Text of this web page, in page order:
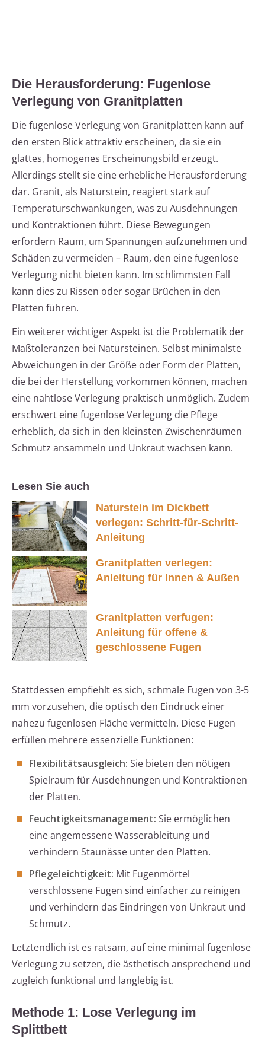
Die Herausforderung: Fugenlose
Verlegung von Granitplatten
Die fugenlose Verlegung von Granitplatten kann auf
den ersten Blick attraktiv erscheinen, da sie ein
glattes, homogenes Erscheinungsbild erzeugt.
Allerdings stellt sie eine erhebliche Herausforderung
dar. Granit, als Naturstein, reagiert stark auf
Temperaturschwankungen, was zu Ausdehnungen
und Kontraktionen führt. Diese Bewegungen
erfordern Raum, um Spannungen aufzunehmen und
Schäden zu vermeiden – Raum, den eine fugenlose
Verlegung nicht bieten kann. Im schlimmsten Fall
kann dies zu Rissen oder sogar Brüchen in den
Platten führen.
Ein weiterer wichtiger Aspekt ist die Problematik der
Maßtoleranzen bei Natursteinen. Selbst minimalste
Abweichungen in der Größe oder Form der Platten,
die bei der Herstellung vorkommen können, machen
eine nahtlose Verlegung praktisch unmöglich. Zudem
erschwert eine fugenlose Verlegung die Pflege
erheblich, da sich in den kleinsten Zwischenräumen
Schmutz ansammeln und Unkraut wachsen kann.
Lesen Sie auch
Naturstein im Dickbett
verlegen: Schritt-für-Schritt-
Anleitung
Granitplatten verlegen:
Anleitung für Innen & Außen
Granitplatten verfugen:
Anleitung für offene &
geschlossene Fugen
Stattdessen empfiehlt es sich, schmale Fugen von 3-5
mm vorzusehen, die optisch den Eindruck einer
nahezu fugenlosen Fläche vermitteln. Diese Fugen
erfüllen mehrere essenzielle Funktionen:
Flexibilitätsausgleich: Sie bieten den nötigen
Spielraum für Ausdehnungen und Kontraktionen
der Platten.
Feuchtigkeitsmanagement: Sie ermöglichen
eine angemessene Wasserableitung und
verhindern Staunässe unter den Platten.
Pflegeleichtigkeit: Mit Fugenmörtel
verschlossene Fugen sind einfacher zu reinigen
und verhindern das Eindringen von Unkraut und
Schmutz.
Letztendlich ist es ratsam, auf eine minimal fugenlose
Verlegung zu setzen, die ästhetisch ansprechend und
zugleich funktional und langlebig ist.
Methode 1: Lose Verlegung im
Splittbett